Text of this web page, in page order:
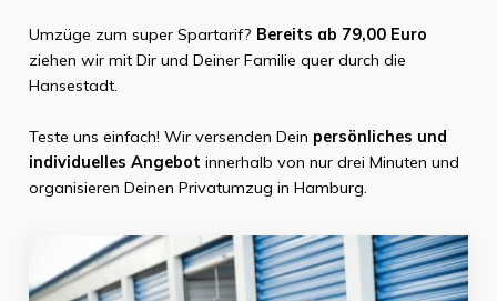
Umzüge zum super Spartarif? Bereits ab 79,00 Euro
ziehen wir mit Dir und Deiner Familie quer durch die
Hansestadt.
Teste uns einfach! Wir versenden Dein persönliches und
individuelles Angebot innerhalb von nur drei Minuten und
organisieren Deinen Privatumzug in Hamburg.